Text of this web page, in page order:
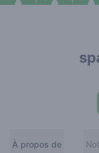
À propos de